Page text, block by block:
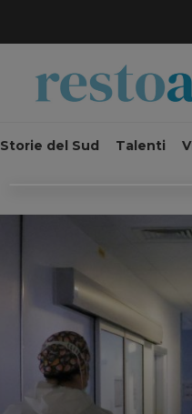
Storie del Sud Talenti